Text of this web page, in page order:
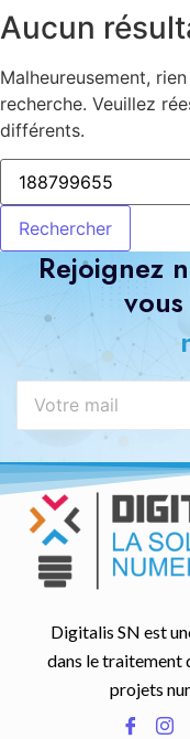
Aucun
Malheureusement,
recherche. Veuillez
différents.
Rejoignez
Digitalis SN est
dans le traitement
projets